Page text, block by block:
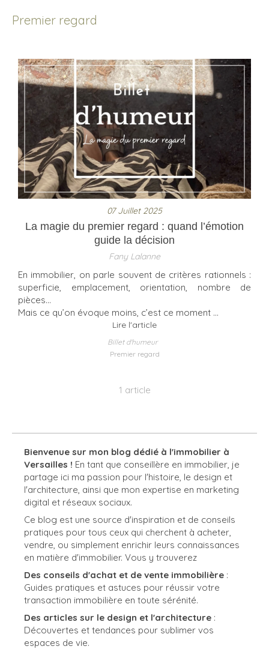
Premier regard
07 Juillet 2025
La magie du premier regard : quand l’émotion
guide la décision
Fany Lalanne
En immobilier, on parle souvent de critères rationnels :
superficie, emplacement, orientation, nombre de
pièces…
Mais ce qu’on évoque moins, c’est ce moment ...
Lire l'article
Billet d'humeur
Premier regard
1 article
Bienvenue sur mon blog dédié à l'immobilier à
Versailles ! En tant que conseillère en immobilier, je
partage ici ma passion pour l'histoire, le design et
l'architecture, ainsi que mon expertise en marketing
digital et réseaux sociaux.
Ce blog est une source d'inspiration et de conseils
pratiques pour tous ceux qui cherchent à acheter,
vendre, ou simplement enrichir leurs connaissances
en matière d'immobilier. Vous y trouverez
Des conseils d'achat et de vente immobilière :
Guides pratiques et astuces pour réussir votre
transaction immobilière en toute sérénité.
Des articles sur le design et l'architecture :
Découvertes et tendances pour sublimer vos
espaces de vie.